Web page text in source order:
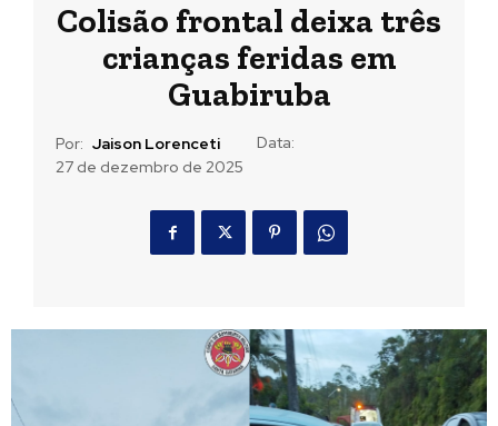
Colisão frontal deixa três
crianças feridas em
Guabiruba
Por: Jaison Lorenceti
Data:
27 de dezembro de 2025